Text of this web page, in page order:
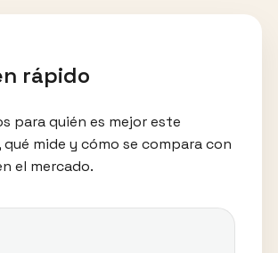
rápido
para quién es mejor este
mide y cómo se compara con
el mercado.